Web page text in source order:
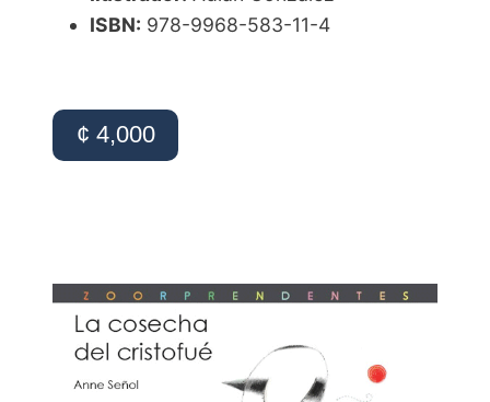
ISBN: 978-9968-583-11-4
¢ 4,000